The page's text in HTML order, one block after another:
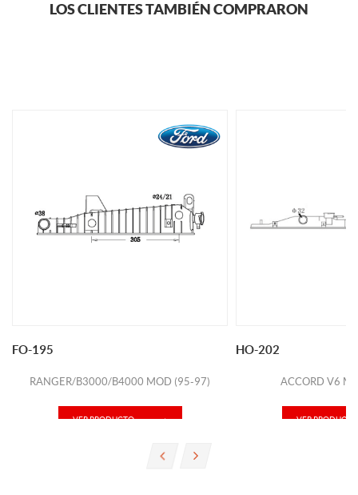
LOS CLIENTES TAMBIÉN COMPRARON
FO-195
RANGER/B3000/B4000 MOD (95-97)
VER PRODUCTO
HO-202
ACCORD V6
VER PRODUCTO